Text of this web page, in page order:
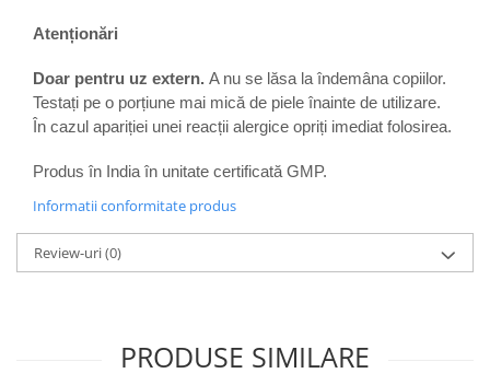
Atenționări
Doar pentru uz extern. A nu se lăsa la îndemâna copiilor.
Testați pe o porțiune mai mică de piele înainte de utilizare.
În cazul apariției unei reacții alergice opriți imediat folosirea.
Produs în India în unitate certificată GMP.
Informatii conformitate produs
Review-uri(0)
PRODUSE SIMILARE